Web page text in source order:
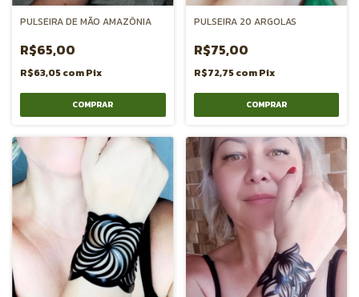
PULSEIRA DE MÃO AMAZÔNIA
R$65,00
R$63,05comPix
PULSEIRA 20 ARGOLAS
R$75,00
R$72,75comPix